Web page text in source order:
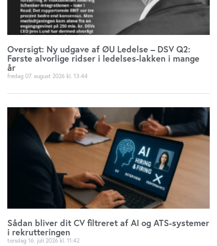
Oversigt: Ny udgave af ØU Ledelse – DSV Q2:
Første alvorlige ridser i ledelses-lakken i mange
år
fredag 07. august 2026 13:44
Sådan bliver dit CV filtreret af AI og ATS-systemer
i rekrutteringen
torsdag 16. juli 2026 11:42